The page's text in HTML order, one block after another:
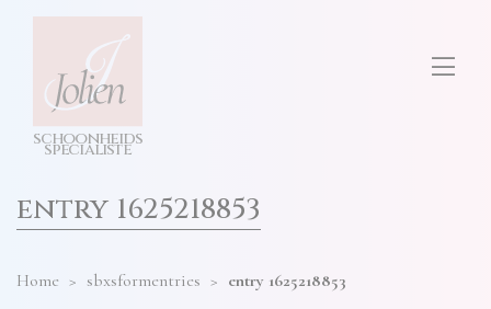
schoonheids
specialiste
invullen
entry 1625218853
Home > sbxsformentries > entry 1625218853